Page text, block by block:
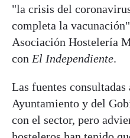
"la crisis del
completa la
Asociación Hostelería
con El Independiente.
Las fuentes
Ayuntamiento y del
con el sector, pero